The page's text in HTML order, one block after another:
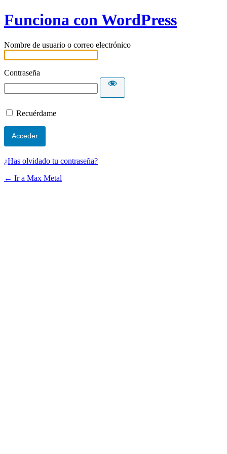
Funciona con WordPress
Nombre de usuario o correo electrónico
Contraseña
Recuérdame
¿Has olvidado tu contraseña?
← Ir a Max Metal